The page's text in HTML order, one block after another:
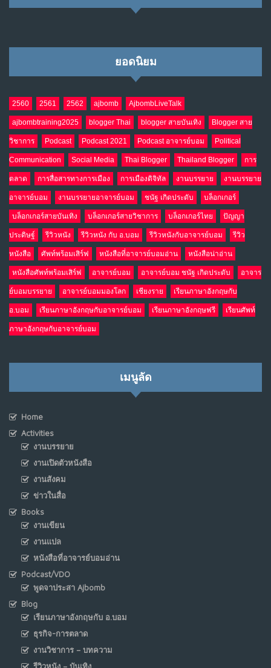
ยอดนิยม
2560 2561 2562 ajbomb AjbombLiveTalk
ajbombtraining2025 blogger Thai blogger สายบันเทิง Blogger สาย
วิชาการ Podcast Podcast 2021 Podcast อาจารย์บอม Political
Communication Social Media Thai Blogger Thailand Blogger การ
ตลาด การสื่อสารทางการเมือง การเมืองดิจิทัล งานบรรยาย งานบรรยาย
อาจารย์บอม งานบรรยายอาจารย์บอม ชนัฐ เกิดประดับ บล็อกเกอร์
บล็อกเกอร์สายบันเทิง บล็อกเกอร์สายวิชาการ บล็อกเกอร์ไทย ปัญญา
ประดิษฐ์ รีวิวหนัง รีวิวหนัง กับ อ.บอม รีวิวหนังกับอาจารย์บอม รีวิว
หนังสือ ศัพท์พร้อมเสิร์ฟ หนังสือที่อาจารย์บอมอ่าน หนังสือน่าอ่าน
หนังสือศัพท์พร้อมเสิร์ฟ อาจารย์บอม อาจารย์บอม ชนัฐ เกิดประดับ อาจาร
ย์บอมบรรยาย อาจารย์บอมมองโลก เชียงราย เรียนภาษาอังกฤษกับ
อ.บอม เรียนภาษาอังกฤษกับอาจารย์บอม เรียนภาษาอังกฤษฟรี เรียนศัพท์
ภาษาอังกฤษกับอาจารย์บอม
เมนูลัด
Home
Activities
งานบรรยาย
งานเปิดตัวหนังสือ
งานสังคม
ข่าวในสื่อ
Books
งานเขียน
งานแปล
หนังสือที่อาจารย์บอมอ่าน
Podcast/VDO
พูดจาประสา Ajbomb
Blog
เรียนภาษาอังกฤษกับ อ.บอม
ธุรกิจ-การตลาด
งานวิชาการ – บทความ